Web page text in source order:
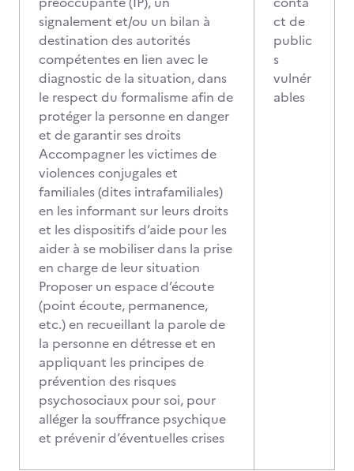
signalement et/ou un bilan à
destination des autorités
compétentes en lien avec le
diagnostic de la situation, dans
le respect du formalisme afin de
protéger la personne en danger
et de garantir ses droits
Accompagner les victimes de
violences conjugales et
familiales (dites intrafamiliales)
en les informant sur leurs droits
et les dispositifs d’aide pour les
aider à se mobiliser dans la prise
en charge de leur situation
Proposer un espace d’écoute
(point écoute, permanence,
etc.) en recueillant la parole de
la personne en détresse et en
appliquant les principes de
prévention des risques
psychosociaux pour soi, pour
alléger la souffrance psychique
et prévenir d’éventuelles crises
ct de
public
s
vulnér
ables